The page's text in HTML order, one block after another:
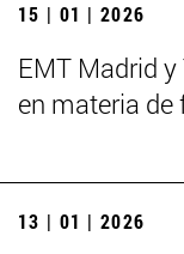
15 | 01 | 2026
EMT Madrid
en materia
13 | 01 | 2026